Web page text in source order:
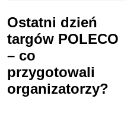
Ostatni dzień
targów POLECO
– co
przygotowali
organizatorzy?